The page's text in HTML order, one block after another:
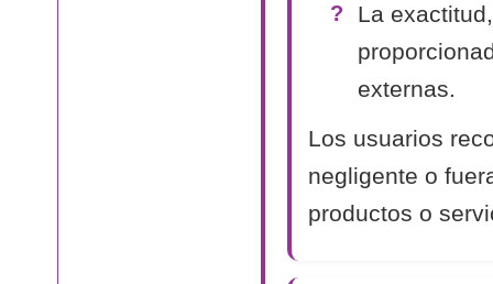
La
externas.
Los usuarios
negligente o
productos o